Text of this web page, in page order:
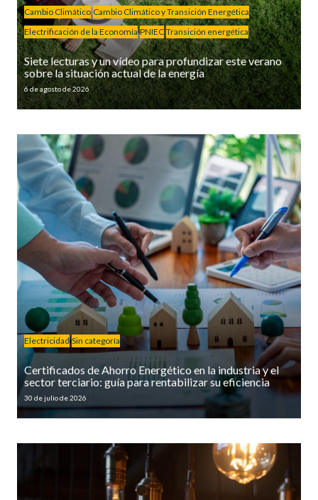
Cambio Climático Cambio Climático y Transición Energética
Electrificación de la Economía PNIEC Transición energética
Siete lecturas y un vídeo para profundizar este verano
sobre la situación actual de la energía
6 de agosto de 2026
Electricidad Sin categoría
Certificados de Ahorro Energético en la industria y el
sector terciario: guía para rentabilizar su eficiencia
30 de julio de 2026